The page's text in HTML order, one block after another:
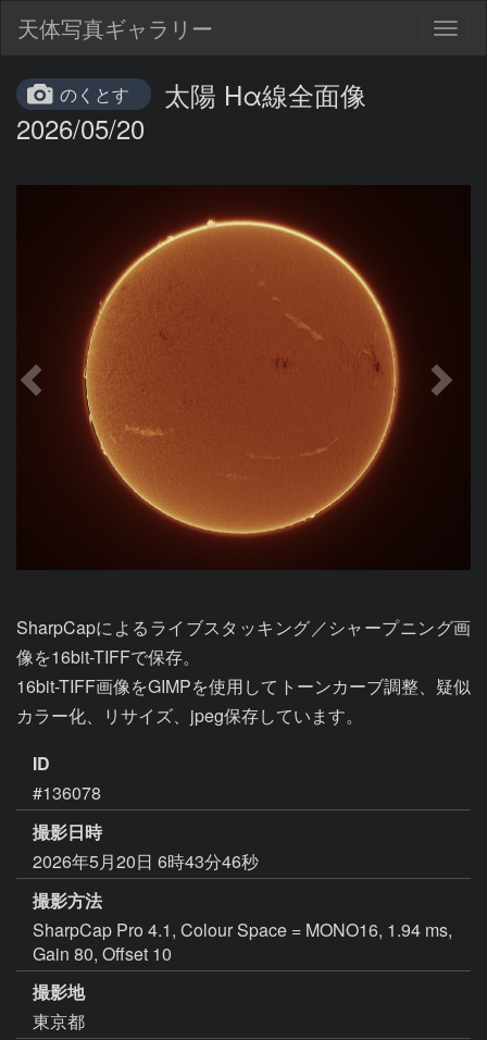
天体写真ギャラリー
のくとす
太陽 Hα線全面像
2026/05/20
SharpCapによるライブスタッキング／シャープニング画
像を16bit-TIFFで保存。
16bit-TIFF画像をGIMPを使用してトーンカーブ調整、疑似
カラー化、リサイズ、jpeg保存しています。
ID
#136078
撮影日時
2026年5月20日 6時43分46秒
撮影方法
SharpCap Pro 4.1, Colour Space = MONO16, 1.94 ms,
Gain 80, Offset 10
撮影地
東京都